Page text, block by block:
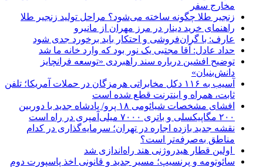
مخارج سفر
زنجیر طلا چگونه ساخته می‌شود؟ مراحل تولید زنجیر طلا
راهنمای خرید دینار در مرز مهران از مانیرو
عارف: با گران‌فروشی و احتکار باید برخورد جدی شود
حداد عادل: آقا مجتبی یک نور بود که وارد خانه ما شد
توضیح افشین درباره سند راهبردی «توسعه فرانچایز
دانش‌بنیان»
آسیب به ۱۱۶ دکل مخابراتی هرمزگان در حملات آمریکا؛ تلفن
ثابت، همراه و اینترنت ‌قطع شده است
افشای مشخصات شیائومی ۱۸ پرو/ پادشاه جدید با دوربین
۲۰۰ مگاپیکسلی و باتری ۷۰۰۰ میلی‌آمپری در راه است
نقشه جدید بازده اجاره در تهران؛ سرمایه‌گذاری در کدام
مناطق به‌صرفه‌تر است؟
اولین قطار هیدروژنی هند راه‌اندازی شد
سائوتومه و پرنسیپ؛ مسیر جدید و قانونی اخذ پاسپورت دوم